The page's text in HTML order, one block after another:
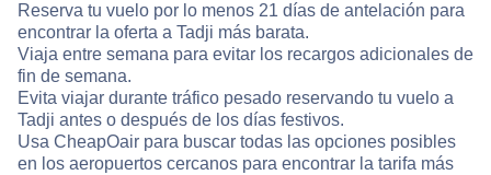
Reserva tu vuelo por lo menos 21 días de antelación para
encontrar la oferta a Tadji más barata.
Viaja entre semana para evitar los recargos adicionales de
fin de semana.
Evita viajar durante tráfico pesado reservando tu vuelo a
Tadji antes o después de los días festivos.
Usa CheapOair para buscar todas las opciones posibles
en los aeropuertos cercanos para encontrar la tarifa más